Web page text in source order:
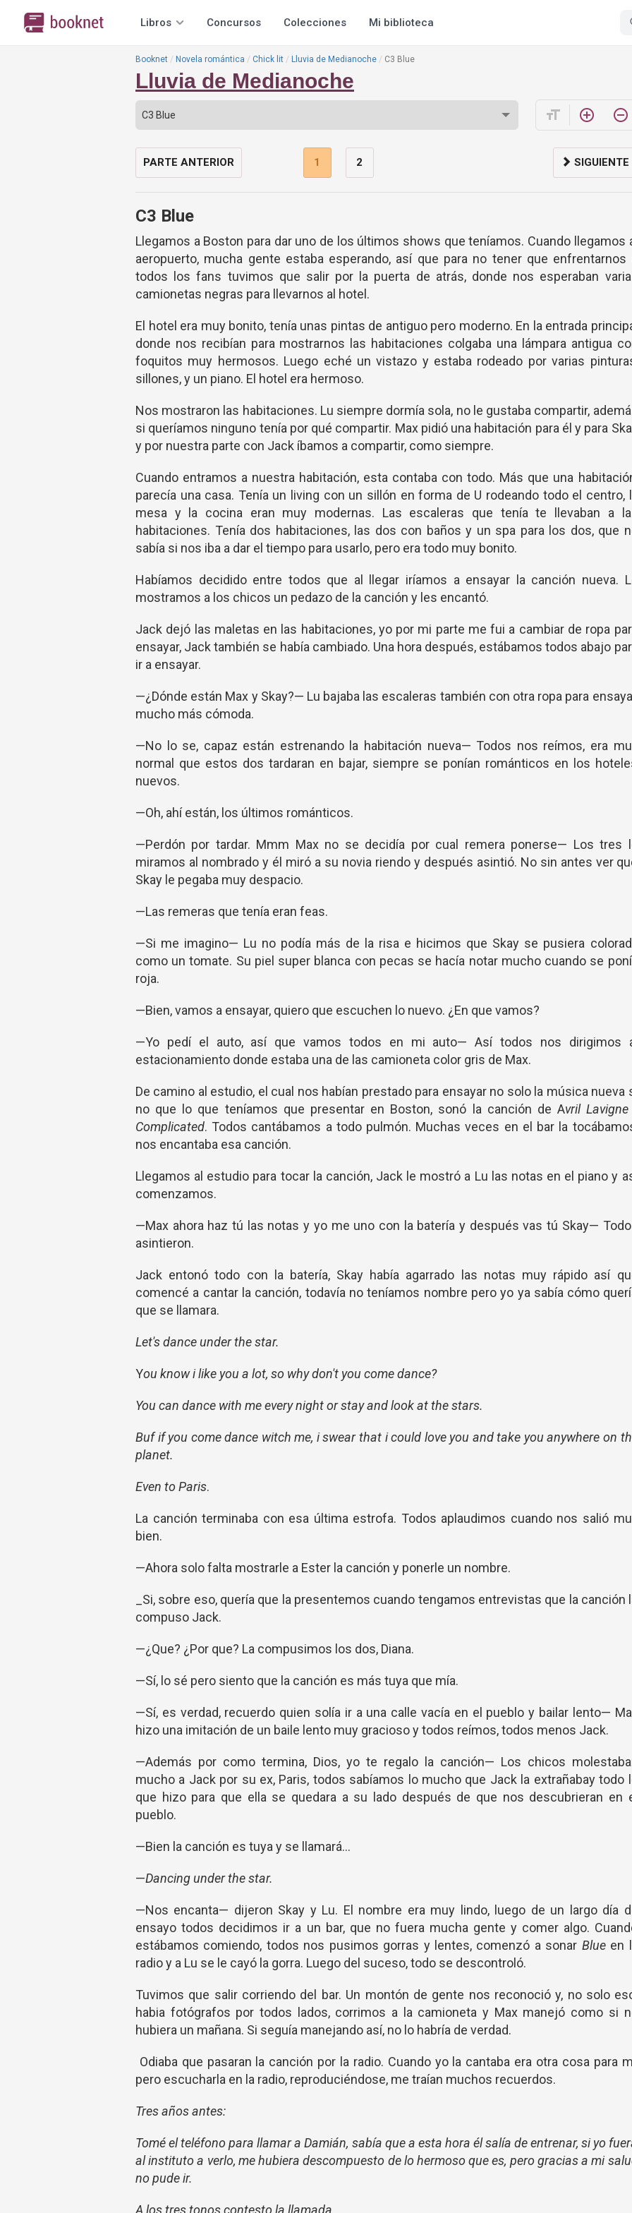
Libros Concursos Colecciones Mi biblioteca
Booknet Novela romántica Chick lit Lluvia de Medianoche C3 Blue
Lluvia de Medianoche
format_size add_circle_outline remove_circle_outline
PARTE ANTERIOR 1 2 SIGUIENTE
C3 Blue
Llegamos a Boston para dar uno de los últimos shows que teníamos. Cuando llegamos
aeropuerto, mucha gente estaba esperando, así que para no tener que enfrentarnos
todos los fans tuvimos que salir por la puerta de atrás, donde nos esperaban
camionetas negras para llevarnos al hotel.
El hotel era muy bonito, tenía unas pintas de antiguo pero moderno. En la entrada
donde nos recibían para mostrarnos las habitaciones colgaba una lámpara antigua
foquitos muy hermosos. Luego eché un vistazo y estaba rodeado por varias
sillones, y un piano. El hotel era hermoso.
Nos mostraron las habitaciones. Lu siempre dormía sola, no le gustaba compartir,
si queríamos ninguno tenía por qué compartir. Max pidió una habitación para él y para
y por nuestra parte con Jack íbamos a compartir, como siempre.
Cuando entramos a nuestra habitación, esta contaba con todo. Más que una
parecía una casa. Tenía un living con un sillón en forma de U rodeando todo el centro,
mesa y la cocina eran muy modernas. Las escaleras que tenía te llevaban a
habitaciones. Tenía dos habitaciones, las dos con baños y un spa para los dos, que
sabía si nos iba a dar el tiempo para usarlo, pero era todo muy bonito.
Habíamos decidido entre todos que al llegar iríamos a ensayar la canción nueva.
mostramos a los chicos un pedazo de la canción y les encantó.
Jack dejó las maletas en las habitaciones, yo por mi parte me fui a cambiar de ropa
ensayar, Jack también se había cambiado. Una hora después, estábamos todos abajo
ir a ensayar.
—¿Dónde están Max y Skay?— Lu bajaba las escaleras también con otra ropa para
mucho más cómoda.
—No lo se, capaz están estrenando la habitación nueva— Todos nos reímos, era
normal que estos dos tardaran en bajar, siempre se ponían románticos en los
nuevos.
—Oh, ahí están, los últimos románticos.
—Perdón por tardar. Mmm Max no se decidía por cual remera ponerse— Los tres
miramos al nombrado y él miró a su novia riendo y después asintió. No sin antes ver
Skay le pegaba muy despacio.
—Las remeras que tenía eran feas.
—Si me imagino— Lu no podía más de la risa e hicimos que Skay se pusiera
como un tomate. Su piel super blanca con pecas se hacía notar mucho cuando se
roja.
—Bien, vamos a ensayar, quiero que escuchen lo nuevo. ¿En que vamos?
—Yo pedí el auto, así que vamos todos en mi auto— Así todos nos dirigimos
estacionamiento donde estaba una de las camioneta color gris de Max.
De camino al estudio, el cual nos habían prestado para ensayar no solo la música nueva
no que lo que teníamos que presentar en Boston, sonó la canción de Avril
Complicated. Todos cantábamos a todo pulmón. Muchas veces en el bar la
nos encantaba esa canción.
Llegamos al estudio para tocar la canción, Jack le mostró a Lu las notas en el piano y
comenzamos.
—Max ahora haz tú las notas y yo me uno con la batería y después vas tú Skay—
asintieron.
Jack entonó todo con la batería, Skay había agarrado las notas muy rápido así
comencé a cantar la canción, todavía no teníamos nombre pero yo ya sabía cómo
que se llamara.
Let's dance under the star.
You know i like you a lot, so why don't you come dance?
You can dance with me every night or stay and look at the stars.
Buf if you come dance witch me, i swear that i could love you and take you anywhere on
planet.
Even to Paris.
La canción terminaba con esa última estrofa. Todos aplaudimos cuando nos salió
bien.
—Ahora solo falta mostrarle a Ester la canción y ponerle un nombre.
_Si, sobre eso, quería que la presentemos cuando tengamos entrevistas que la canción
compuso Jack.
—¿Que? ¿Por que? La compusimos los dos, Diana.
—Sí, lo sé pero siento que la canción es más tuya que mía.
—Sí, es verdad, recuerdo quien solía ir a una calle vacía en el pueblo y bailar lento—
hizo una imitación de un baile lento muy gracioso y todos reímos, todos menos Jack.
—Además por como termina, Dios, yo te regalo la canción— Los chicos
mucho a Jack por su ex, Paris, todos sabíamos lo mucho que Jack la extrañabay todo
que hizo para que ella se quedara a su lado después de que nos descubrieran en
pueblo.
—Bien la canción es tuya y se llamará...
—Dancing under the star.
—Nos encanta— dijeron Skay y Lu. El nombre era muy lindo, luego de un largo día
ensayo todos decidimos ir a un bar, que no fuera mucha gente y comer algo.
estábamos comiendo, todos nos pusimos gorras y lentes, comenzó a sonar Blueen
radio y a Lu se le cayó la gorra. Luego del suceso, todo se descontroló.
Tuvimos que salir corriendo del bar. Un montón de gente nos reconoció y, no solo
habia fotógrafos por todos lados, corrimos a la camioneta y Max manejó como si
hubiera un mañana. Si seguía manejando así, no lo habría de verdad.
Odiaba que pasaran la canción por la radio. Cuando yo la cantaba era otra cosa para
pero escucharla en la radio, reproduciéndose, me traían muchos recuerdos.
Tres años antes:
Tomé el teléfono para llamar a Damián, sabía que a esta hora él salía de entrenar, si yo
al instituto a verlo, me hubiera descompuesto de lo hermoso que es, pero gracias a mi
no pude ir.
A los tres tonos contesto la llamada.